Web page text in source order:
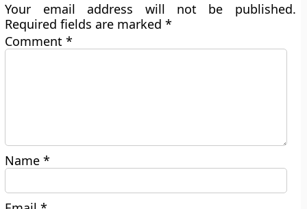
Your email address will not be published.
Required fields are marked*
Comment*
Name*